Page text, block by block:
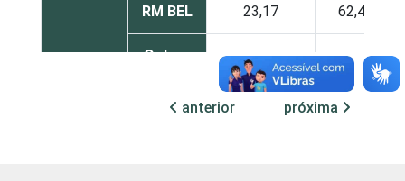
RM BEL 23,17 62,46
Outras
43,17 42,03
anterior próxima